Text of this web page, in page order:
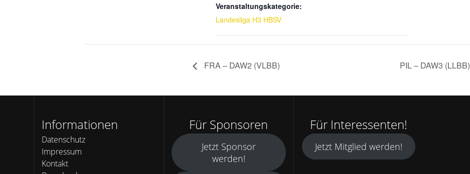
Veranstaltungskategorie:
Landesliga H3 HBSV
FRA – DAW2 (VLBB) PIL – DAW3 (LLBB)
Informationen
Datenschutz
Impressum
Kontakt
Für Sponsoren
Jetzt Sponsor
werden!
Für Interessenten!
Jetzt Mitglied werden!